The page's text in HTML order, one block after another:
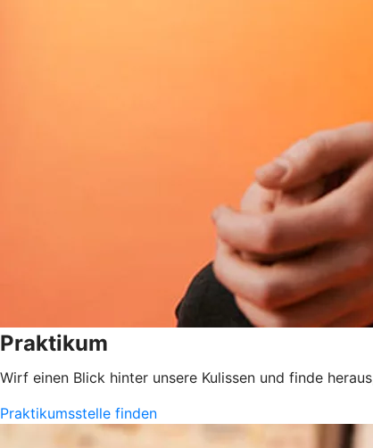
Praktikum
Wirf einen Blick hinter unsere Kulissen und finde
Praktikumsstelle finden